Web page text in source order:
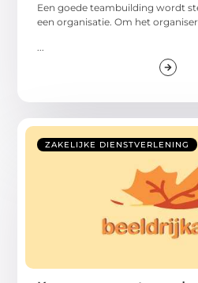
Een goede teambuilding wordt
een organisatie. Om het
...
ZAKELIJKE DIENSTVERLENING